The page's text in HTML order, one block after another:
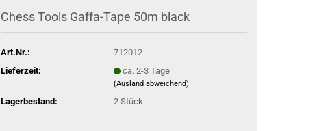
Chess Tools Gaffa-Tape 50m black
Art.Nr.:
712012
Lieferzeit:
ca. 2-3 Tage
(Ausland abweichend)
Lagerbestand: 2 Stück